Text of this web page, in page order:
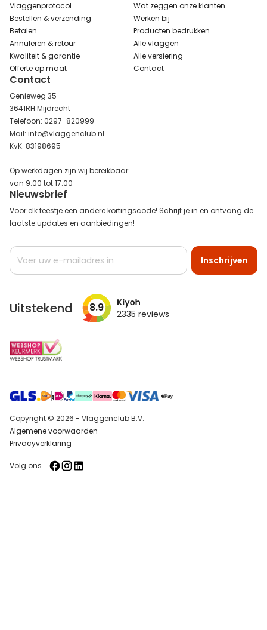
Vlaggenprotocol
Bestellen & verzending
Betalen
Annuleren & retour
Kwaliteit & garantie
Offerte op maat
Wat zeggen onze klanten
Werken bij
Producten bedrukken
Alle vlaggen
Alle versiering
Contact
Contact
Genieweg 35
3641RH Mijdrecht
Telefoon: 0297-820999
Mail: info@vlaggenclub.nl
KvK: 83198695
Op werkdagen zijn wij bereikbaar
van 9.00 tot 17.00
Nieuwsbrief
Voor elk feestje een andere kortingscode! Schrijf je in en ontvang de
laatste updates en aanbiedingen!
Abonneer
op
Inschrijven
Uitstekend 8.9 2335 reviews
Copyright © 2026 - Vlaggenclub B.V.
Algemene voorwaarden
Privacyverklaring
Volg ons